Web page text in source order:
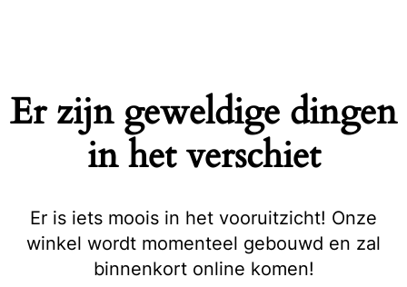
Er zijn geweldige dingen
in het verschiet
Er is iets moois in het vooruitzicht! Onze
winkel wordt momenteel gebouwd en zal
binnenkort online komen!